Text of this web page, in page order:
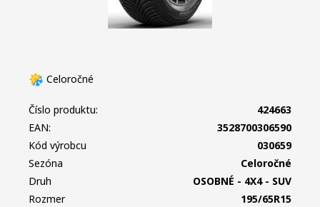
Celoročné
Číslo produktu:
424663
EAN:
3528700306590
Kód výrobcu
030659
Sezóna
Celoročné
Druh
OSOBNÉ - 4X4 - SUV
Rozmer
195/65R15